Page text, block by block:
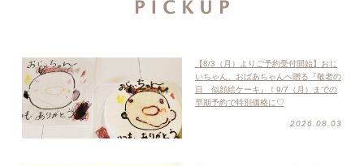
【8/3（月）よりご予約受付開始】おじ
いちゃん、おばあちゃんへ贈る『敬老の
日 似顔絵ケーキ』！9/7（月）までの
早期予約で特別価格に♡
2026.08.03